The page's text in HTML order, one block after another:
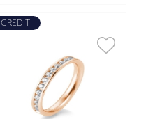
CREDIT